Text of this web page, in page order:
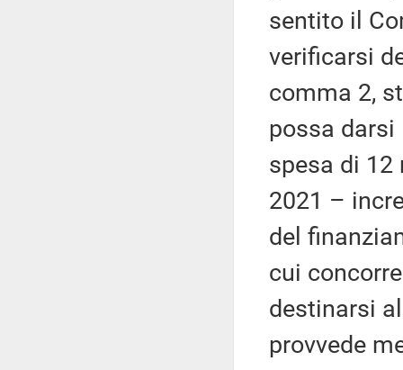
sentito il
verificarsi
comma 2,
possa
spesa di 12
2021 –
del
cui
destinarsi
provvede